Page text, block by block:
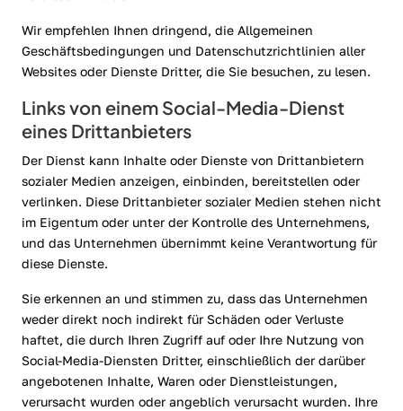
Wir empfehlen Ihnen dringend, die Allgemeinen
Geschäftsbedingungen und Datenschutzrichtlinien aller
Websites oder Dienste Dritter, die Sie besuchen, zu lesen.
Links von einem Social-Media-Dienst
eines Drittanbieters
Der Dienst kann Inhalte oder Dienste von Drittanbietern
sozialer Medien anzeigen, einbinden, bereitstellen oder
verlinken. Diese Drittanbieter sozialer Medien stehen nicht
im Eigentum oder unter der Kontrolle des Unternehmens,
und das Unternehmen übernimmt keine Verantwortung für
diese Dienste.
Sie erkennen an und stimmen zu, dass das Unternehmen
weder direkt noch indirekt für Schäden oder Verluste
haftet, die durch Ihren Zugriff auf oder Ihre Nutzung von
Social-Media-Diensten Dritter, einschließlich der darüber
angebotenen Inhalte, Waren oder Dienstleistungen,
verursacht wurden oder angeblich verursacht wurden. Ihre